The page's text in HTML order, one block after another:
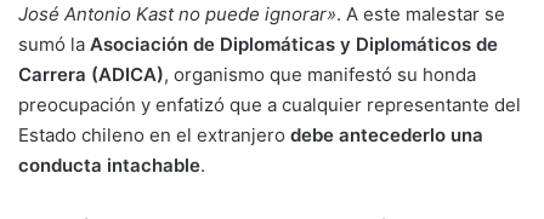
José Antonio Kast no puede ignorar». A este malestar se
sumó la Asociación de Diplomáticas y Diplomáticos de
Carrera (ADICA), organismo que manifestó su honda
preocupación y enfatizó que a cualquier representante del
Estado chileno en el extranjero debe antecederlo una
conducta intachable.